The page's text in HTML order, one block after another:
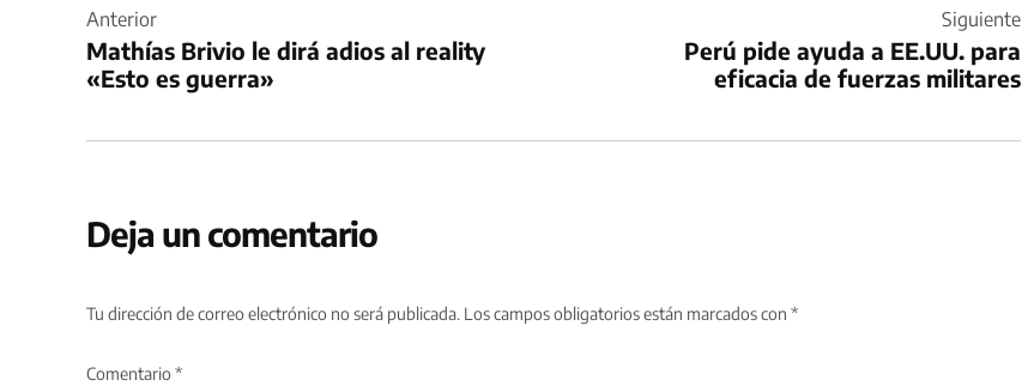
de
entradas
Anterior
Mathías Brivio le dirá adios al reality
«Esto es guerra»
Siguiente
Perú pide ayuda a EE.UU. para
eficacia de fuerzas militares
Deja un comentario
Tu dirección de correo electrónico no será publicada. Los campos obligatorios están marcados con *
Comentario *